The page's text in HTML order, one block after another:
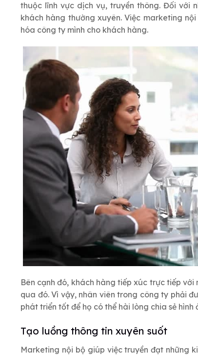
thuộc lĩnh vực dịch vụ, truyền thông. Đối với
khách hàng thường xuyên. Việc marketing
hóa công ty mình cho khách hàng.
Bên cạnh đó, khách hàng tiếp xúc trực tiếp
qua đó. Vì vậy, nhân viên trong công ty phải
phát triển tốt để họ có thể hài lòng chia sẻ
Tạo luồng thông tin xuyên suốt
Marketing nội bộ giúp việc truyền đạt những